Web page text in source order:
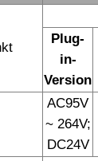
Plug-
in-
Version
AC95V
~ 264V;
DC24V